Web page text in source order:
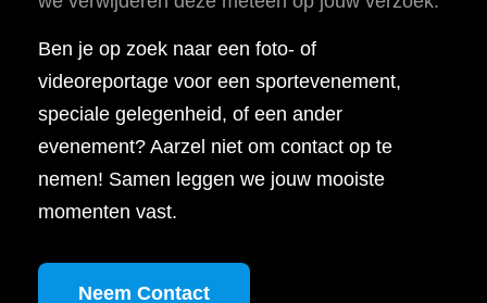
Ben je op zoek naar een foto- of
videoreportage voor een sportevenement,
speciale gelegenheid, of een ander
evenement? Aarzel niet om contact op te
nemen! Samen leggen we jouw mooiste
momenten vast.
Neem Contact